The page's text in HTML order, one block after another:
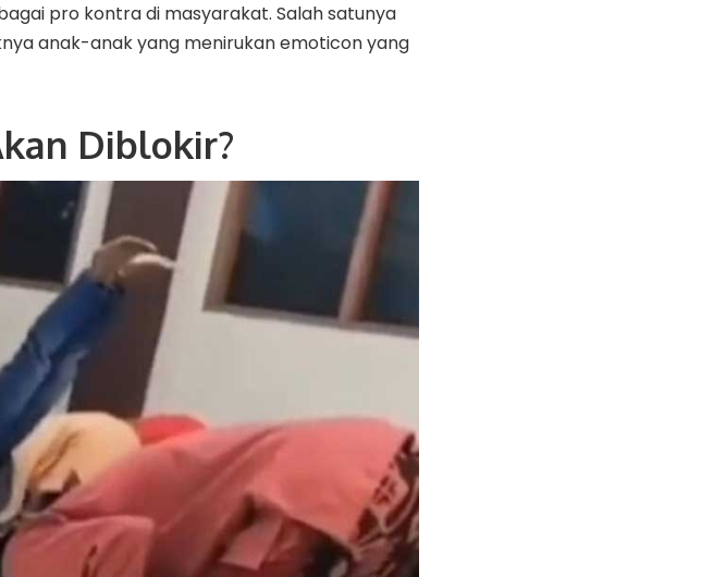
pro kontra di masyarakat. Salah satunya
anak-anak yang menirukan emoticon yang
Diblokir?